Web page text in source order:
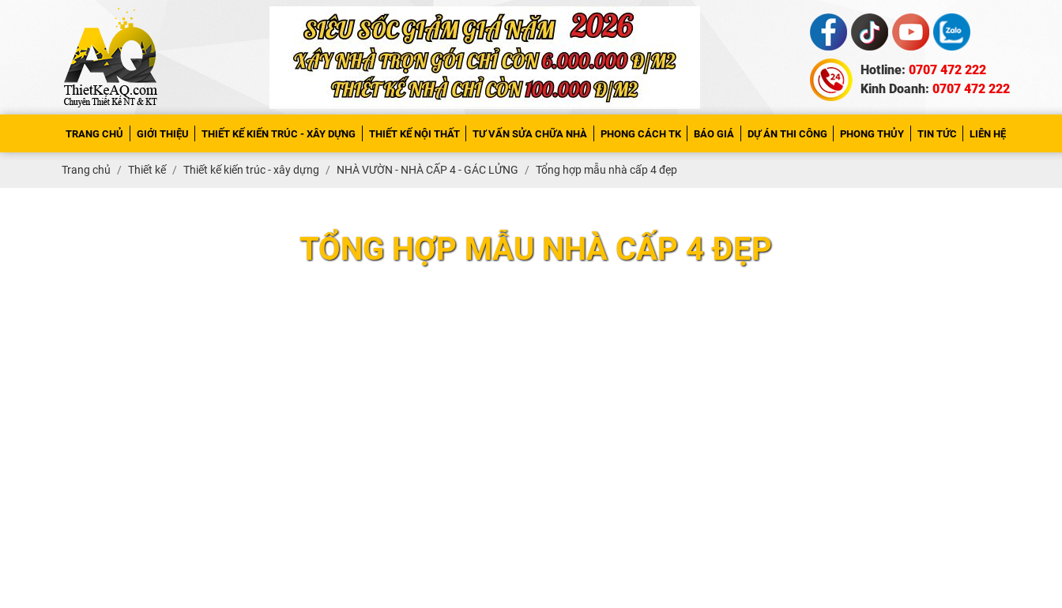
Hotline: 0707 472 222
Kinh Doanh: 0707 472 222
TRANG CHỦ GIỚI THIỆU THIẾT KẾ KIẾN TRÚC - XÂY DỰNG THIẾT KẾ NỘI THẤT TƯ VẤN SỬA CHỮA NHÀ PHONG CÁCH TK BÁO GIÁ DỰ ÁN THI CÔNG PHONG THỦY TIN TỨC LIÊN HỆ
Trang chủ Thiết kế Thiết kế kiến trúc - xây dựng NHÀ VƯỜN - NHÀ CẤP 4 - GÁC LỬNG Tổng hợp mẫu nhà cấp 4 đẹp
TỔNG HỢP MẪU NHÀ CẤP 4 ĐẸP